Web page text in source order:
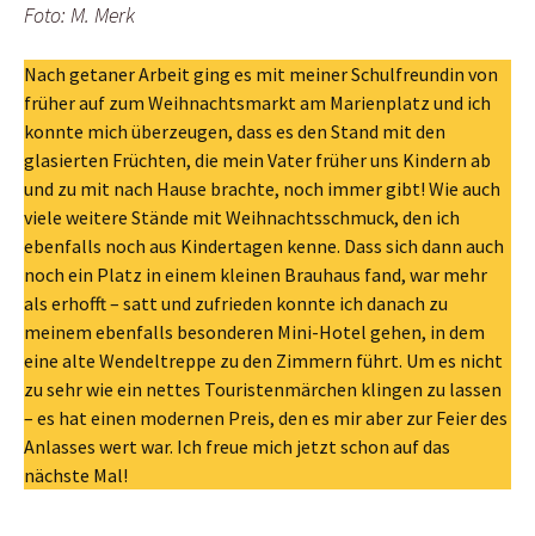
Foto: M. Merk
Nach getaner Arbeit ging es mit meiner Schulfreundin von
früher auf zum Weihnachtsmarkt am Marienplatz und ich
konnte mich überzeugen, dass es den Stand mit den
glasierten Früchten, die mein Vater früher uns Kindern ab
und zu mit nach Hause brachte, noch immer gibt! Wie auch
viele weitere Stände mit Weihnachtsschmuck, den ich
ebenfalls noch aus Kindertagen kenne. Dass sich dann auch
noch ein Platz in einem kleinen Brauhaus fand, war mehr
als erhofft – satt und zufrieden konnte ich danach zu
meinem ebenfalls besonderen Mini-Hotel gehen, in dem
eine alte Wendeltreppe zu den Zimmern führt. Um es nicht
zu sehr wie ein nettes Touristenmärchen klingen zu lassen
– es hat einen modernen Preis, den es mir aber zur Feier des
Anlasses wert war. Ich freue mich jetzt schon auf das
nächste Mal!